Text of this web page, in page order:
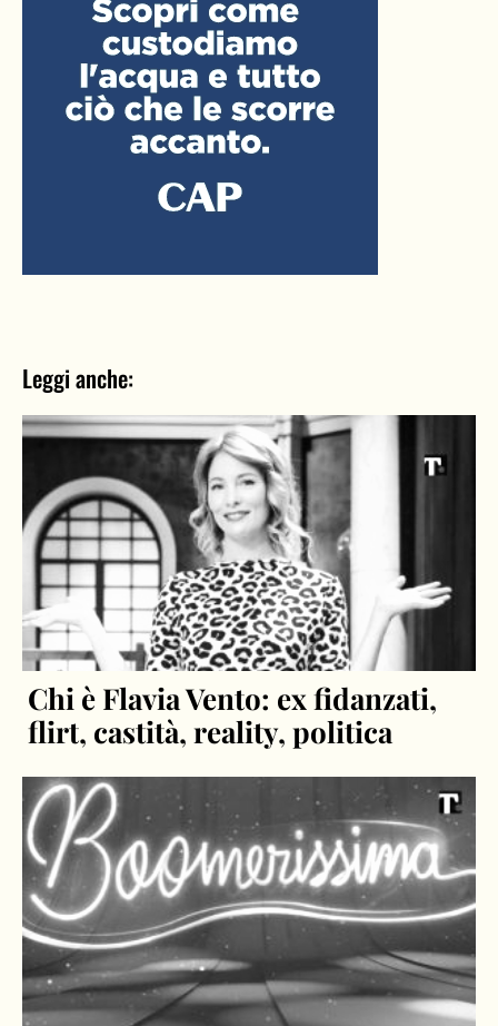
Leggi anche:
Chi è Flavia Vento: ex fidanzati,
flirt, castità, reality, politica